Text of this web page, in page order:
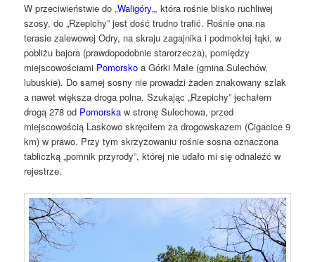
W przeciwieństwie do „Waligóry„, która rośnie blisko ruchliwej
szosy, do „Rzepichy” jest dość trudno trafić. Rośnie ona na
terasie zalewowej Odry, na skraju zagajnika i podmokłej łąki, w
pobliżu bajora (prawdopodobnie starorzecza), pomiędzy
miejscowościami Pomorsko a Górki Małe (gmina Sulechów,
lubuskie). Do samej sosny nie prowadzi żaden znakowany szlak
a nawet większa droga polna. Szukając „Rzepichy” jechałem
drogą 278 od Pomorska w stronę Sulechowa, przed
miejscowością Laskowo skręciłem za drogowskazem (Cigacice 9
km) w prawo. Przy tym skrzyżowaniu rośnie sosna oznaczona
tabliczką „pomnik przyrody”, której nie udało mi się odnaleźć w
rejestrze.